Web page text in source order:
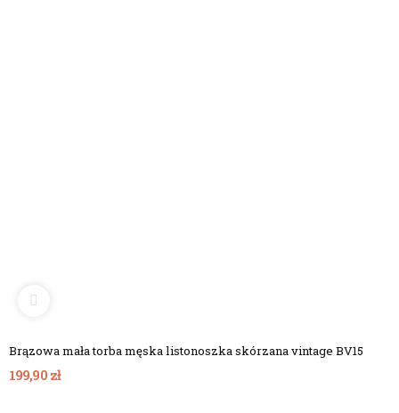
Brązowa mała torba męska listonoszka skórzana vintage BV15
199,90 zł